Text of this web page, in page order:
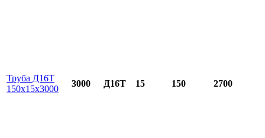
Труба Д16Т
150х15х3000
3000 Д16Т 15 150
2700